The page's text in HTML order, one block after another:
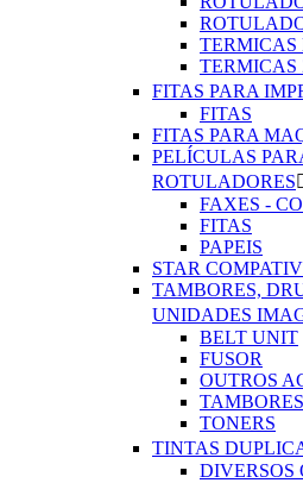
TERMICAS
TERMICAS
FITAS PARA
FITAS
FITAS PARA
PELÍCULAS
ROTULADORES
FAXES -
FITAS
PAPEIS
STAR
TAMBORES,
UNIDADES
BELT UNIT
FUSOR
OUTROS
TAMBORES
TONERS
TINTAS
DIVERSOS